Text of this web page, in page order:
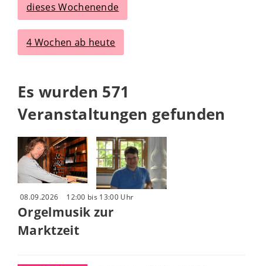
dieses Wochenende
4 Wochen ab heute
Es wurden 571
Veranstaltungen gefunden
08.09.2026 12:00 bis 13:00 Uhr
Orgelmusik zur
Marktzeit